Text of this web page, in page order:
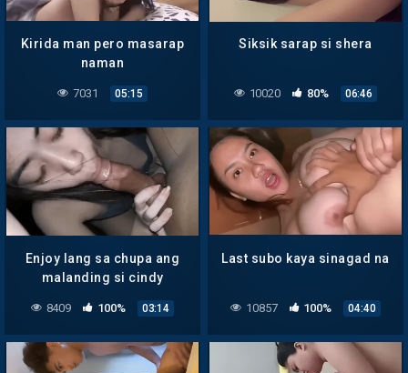
Kirida man pero masarap
naman
7031 05:15
Siksik sarap si shera
10020 80% 06:46
Enjoy lang sa chupa ang
malanding si cindy
8409 100% 03:14
Last subo kaya sinagad na
10857 100% 04:40